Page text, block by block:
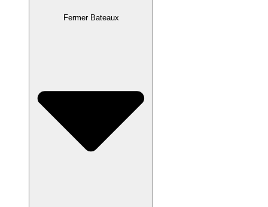
Fermer Bateaux